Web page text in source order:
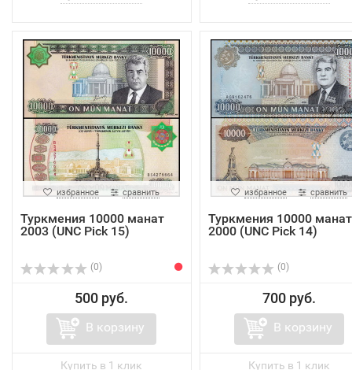
избранное сравнить
Туркмения 10000 манат
2003 (UNC Pick 15)
(0)
500 руб.
В корзину
избранное сравнить
Туркмения 10000 манат
2000 (UNC Pick 14)
(0)
700 руб.
В корзину